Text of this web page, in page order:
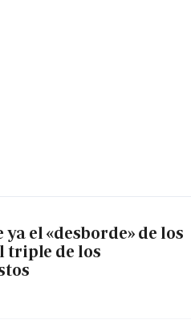
el «desborde» de los
triple de los